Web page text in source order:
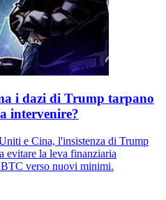
i dazi di Trump tarpano
intervenire?
e Cina, l'insistenza di Trump
evitare la leva finanziaria
verso nuovi minimi.